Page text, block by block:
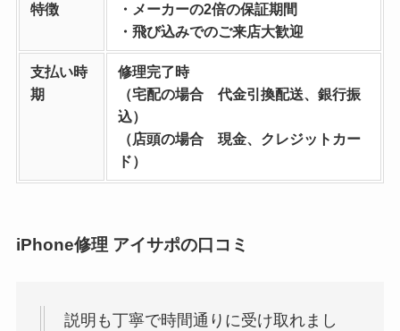
特徴
・メーカーの2倍の保証期間
・飛び込みでのご来店大歓迎
支払い時
期
修理完了時
（宅配の場合 代金引換配送、銀行振
込）
（店頭の場合 現金、クレジットカー
ド）
iPhone修理 アイサポの口コミ
説明も丁寧で時間通りに受け取れまし